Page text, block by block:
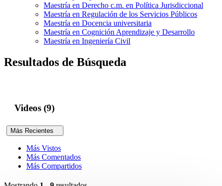
Maestría en Derecho c.m. en Política Jurisdiccional
Maestría en Regulación de los Servicios Públicos
Maestría en Docencia universitaria
Maestría en Cognición Aprendizaje y Desarrollo
Maestría en Ingeniería Civil
Resultados de Búsqueda
Videos (9)
Más Recientes
Más Vistos
Más Comentados
Más Compartidos